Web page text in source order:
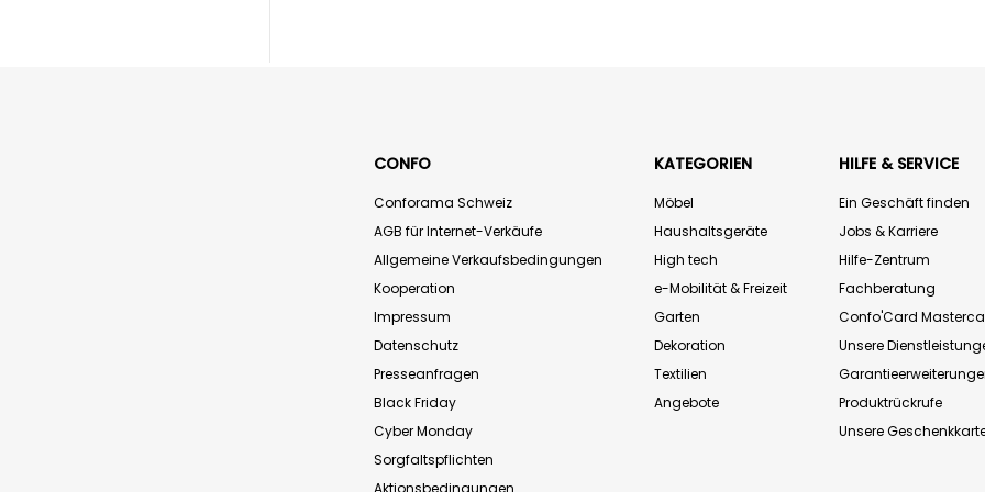
CONFO
Conforama Schweiz
AGB für Internet-Verkäufe
Allgemeine Verkaufsbedingungen
Kooperation
Impressum
Datenschutz
Presseanfragen
Black Friday
Cyber Monday
Sorgfaltspflichten
KATEGORIEN
Möbel
Haushaltsgeräte
High tech
e-Mobilität & Freizeit
Garten
Dekoration
Textilien
Angebote
HILFE & SERVICE
Ein Geschäft finden
Jobs & Karriere
Hilfe-Zentrum
Fachberatung
Confo'Card
Unsere
Produktrückrufe
Unsere